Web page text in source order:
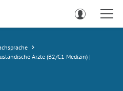
Ärzte (B2/C1 Medizin) |